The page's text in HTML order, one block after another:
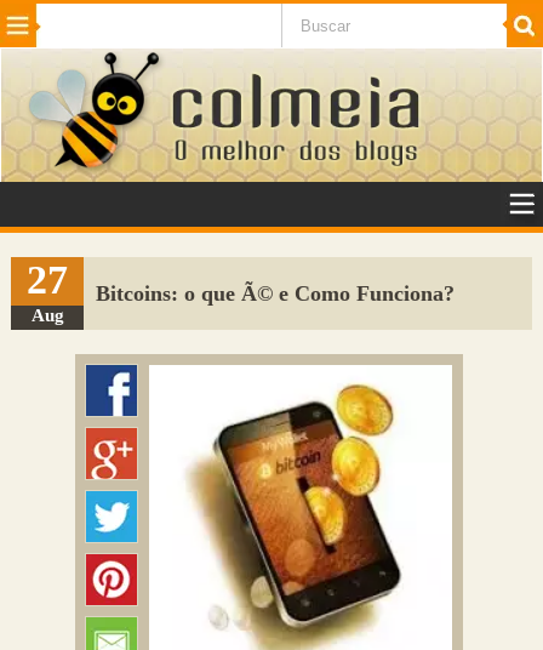
Beleza Cinema e TV
Internet Jogos NotÃ­cias SaÃºde
VeÃ­culos Adulto
Sugerir Link
Adicionar Blog
Colmeia Exchange
27
Aug
Bitcoins: o que Ã© e Como Funciona?